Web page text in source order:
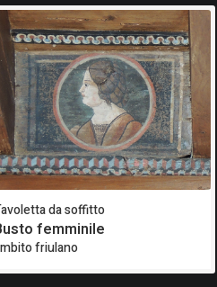
da soffitto
femminile
friulano